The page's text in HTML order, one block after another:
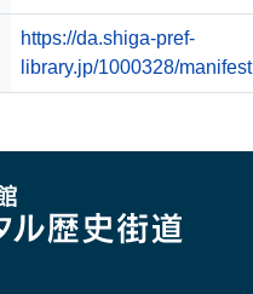
https://da.shiga-pref-
library.jp/1000328/manifest